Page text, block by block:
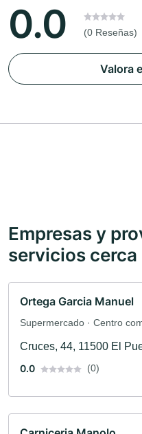
0.0 (0 Reseñas)
Valora
Empresas y
servicios cerca
Ortega Garcia Manuel
Supermercado · Centro
Cruces, 44, 11500 El
0.0
(0)